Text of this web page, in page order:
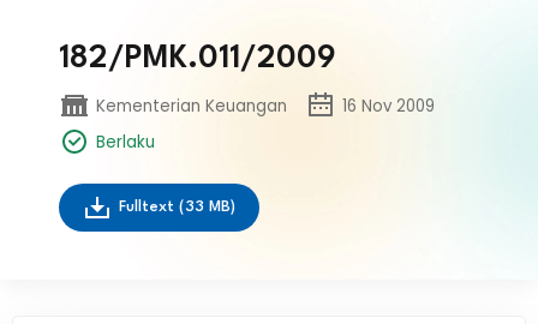
182/PMK.011/2009
Kementerian Keuangan
16 Nov 2009
Berlaku
Fulltext (33 MB)